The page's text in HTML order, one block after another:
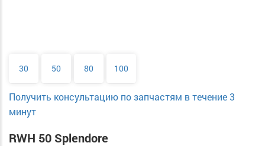
30 50 80 100
Получить консультацию по запчастям в течение 3
минут
RWH 50 Splendore